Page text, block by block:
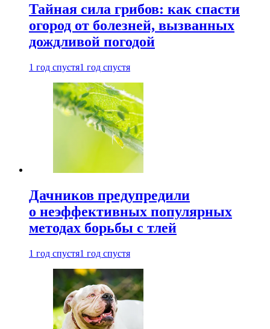
Тайная сила грибов: как спасти
огород от болезней, вызванных
дождливой погодой
1 год спустя1 год спустя
Дачников предупредили
о неэффективных популярных
методах борьбы с тлей
1 год спустя1 год спустя